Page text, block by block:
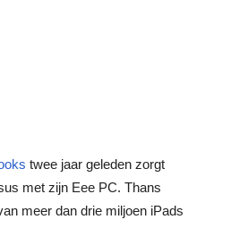
twee jaar geleden zorgt
met zijn Eee PC. Thans
meer dan drie miljoen iPads